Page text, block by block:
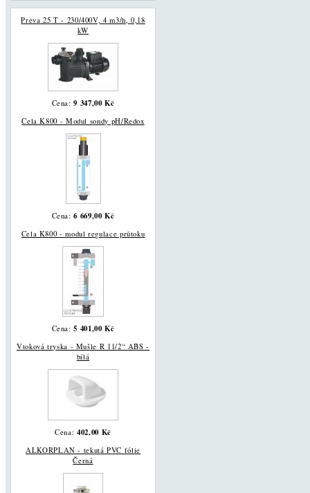
Preva 25 T - 230/400V, 4 m3/h, 0,18
kW
Cena:9 347,00 Kč
Cela K800 - Modul sondy pH/Redox
Cena:6 669,00 Kč
Cela K800 - modul regulace průtoku
Cena:5 401,00 Kč
Vtoková tryska - Mušle R 11/2“ ABS -
bílá
Cena:402,00 Kč
ALKORPLAN - tekutá PVC fólie
Černá